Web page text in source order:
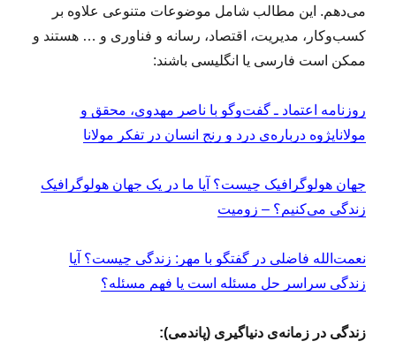
می‌دهم. این مطالب شامل موضوعات متنوعی علاوه بر
کسب‌وکار، مدیریت، اقتصاد، رسانه و فناوری و … هستند و
ممکن است فارسی یا انگلیسی باشند:
روزنامه اعتماد ـ گفت‌‌وگو با ناصر مهدوی، محقق و
مولاناپژوه درباره‌ی درد و رنج انسان در تفکر مولانا
جهان هولوگرافیک چیست؟ آیا ما در یک جهان هولوگرافیک
زندگی می‌کنیم؟ – زومیت
نعمت‌الله فاضلی در گفتگو با مهر: زندگی چیست؟ آیا
زندگی سراسر حل مسئله است یا فهم مسئله؟
زندگی در زمانه‌ی دنیاگیری (پاندمی):